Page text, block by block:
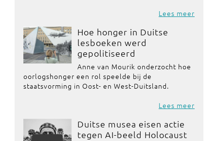
Lees meer
Hoe honger in Duitse
lesboeken werd
gepolitiseerd
Anne van Mourik onderzocht hoe
oorlogshonger een rol speelde bij de
staatsvorming in Oost- en West-Duitsland.
Lees meer
Duitse musea eisen actie
tegen AI-beeld Holocaust